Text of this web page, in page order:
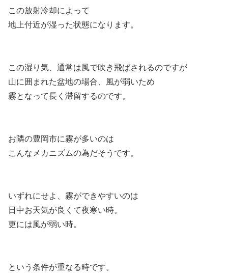
この放射冷却によって
地上付近が湿った状態になります。
この湿り気、通常は風で吹き飛ばされるのですが
山に囲まれた盆地の場合、風が弱いため
霧となって長く滞留するのです。
お隣の豊岡市に霧が多いのは
こんなメカニズムの為だそうです。
いずれにせよ、霧ができやすいのは
日中お天気が良くて夜寒い時。
更には風が弱い時。
という条件が重なる時です。